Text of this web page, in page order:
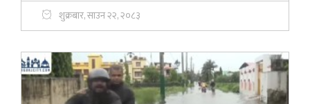
शुक्रबार, साउन २२, २०८३